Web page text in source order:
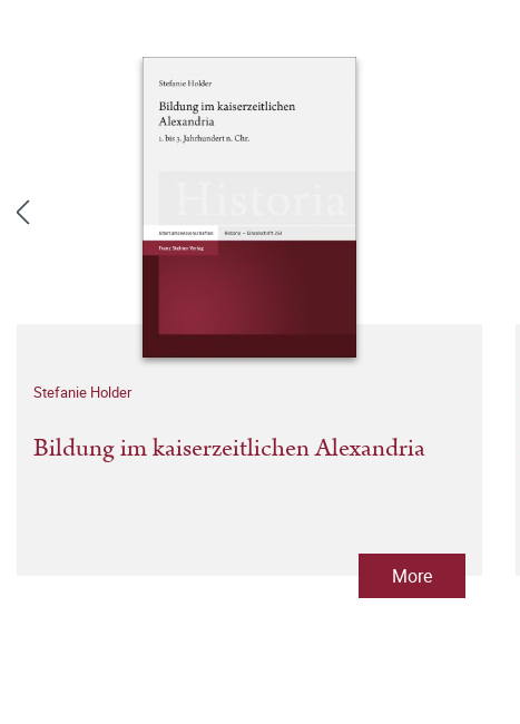
Stefanie Holder
Bildung im kaiserzeitlichen Alexandria
More